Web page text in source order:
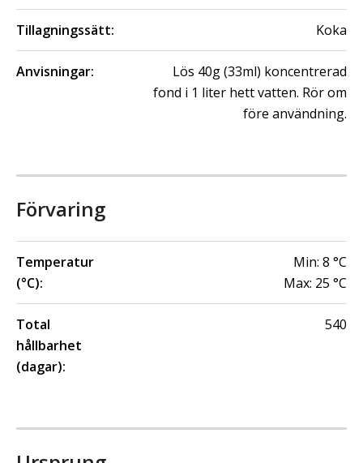
Tillagningssätt: Koka
Anvisningar:
Lös 40g (33ml) koncentrerad
fond i 1 liter hett vatten. Rör om
före användning.
Förvaring
Temperatur
(°C):
Min: 8 °C
Max: 25 °C
Total
hållbarhet
(dagar):
540